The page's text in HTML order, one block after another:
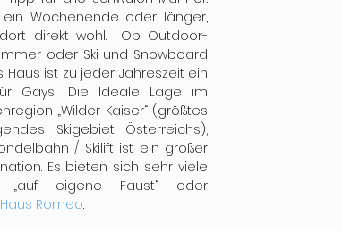
Wochenende oder länger,
direkt wohl.  Ob Outdoor-
oder Ski und Snowboard
Haus ist zu jeder Jahreszeit ein
Gays! Die Ideale Lage im
„Wilder Kaiser“ (größtes
Skigebiet Österreichs),
/ Skilift ist ein großer
Es bieten sich sehr viele
„auf eigene Faust“ oder
Haus Romeo.